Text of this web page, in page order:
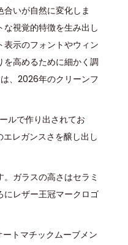
いが自然に変化しま
視覚的特徴を生み出し
示のフォントやウィン
を高めるために細かく調
、2026年のクリーンフ
ルで作り出されてお
レガンスさを醸し出し
ガラスの高さはセラミ
にレザー王冠マークロゴ
トマチックムーブメン